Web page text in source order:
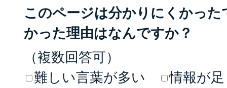
このページは分かりにくかっ
かった理由はなんですか？
（複数回答可）
難しい言葉が多い
情報が